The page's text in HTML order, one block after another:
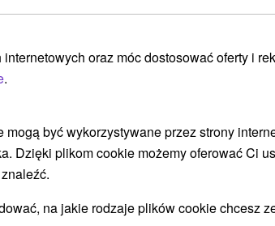
v typickej drevenici v záhrade
domu na Orave, v obci Oravský Biely
oraz móc dostosować oferty i
.
mogą być wykorzystywane przez strony
Dzięki plikom cookie możemy oferować Ci
na jakie rodzaje plików cookie chcesz